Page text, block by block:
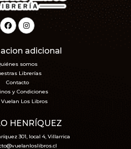
adicional
somos
Librerías
Contacto
y Condiciones
Los Libros
HENRÍQUEZ
301, local 4, Villarrica